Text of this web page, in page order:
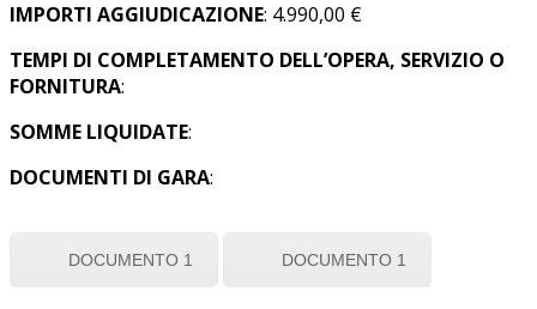
IMPORTI AGGIUDICAZIONE: 4.990,00 €
TEMPI DI COMPLETAMENTO DELL’OPERA, SERVIZIO O
FORNITURA:
SOMME LIQUIDATE:
DOCUMENTI DI GARA:
DOCUMENTO 1 DOCUMENTO 1